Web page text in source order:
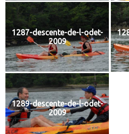
1287-descente-de-l-odet-
2009
1289-descente-de-l-odet-
2009